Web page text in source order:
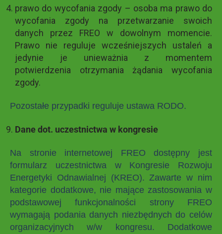
prawo do wycofania zgody – osoba ma prawo do
wycofania zgody na przetwarzanie swoich
danych przez FREO w dowolnym momencie.
Prawo nie reguluje wcześniejszych ustaleń a
jedynie je unieważnia z momentem
potwierdzenia otrzymania żądania wycofania
zgody.
Pozostałe przypadki reguluje ustawa RODO.
Dane dot. uczestnictwa w kongresie
Na stronie internetowej FREO dostępny jest
formularz uczestnictwa w Kongresie Rozwoju
Energetyki Odnawialnej (KREO). Zawarte w nim
kategorie dodatkowe, nie mające zastosowania w
podstawowej funkcjonalności strony FREO
wymagają podania danych niezbędnych do celów
organizacyjnych w/w kongresu. Dodatkowe